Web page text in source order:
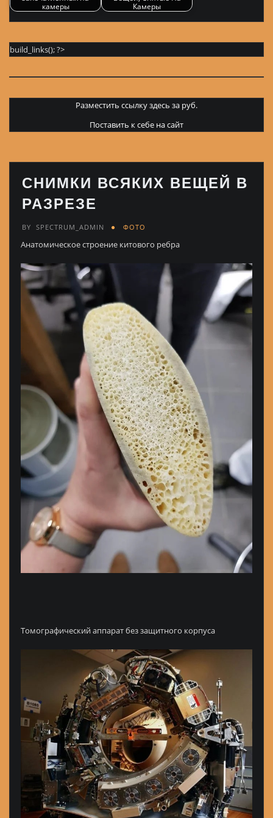
камеры
Камеры
build_links(); ?>
Разместить ссылку здесь за руб.
Поставить к себе на сайт
СНИМКИ ВСЯКИХ ВЕЩЕЙ В
РАЗРЕЗЕ
BY SPECTRUM_ADMIN ФОТО
Анатомическое строение китового ребра
Томографический аппарат без защитного корпуса